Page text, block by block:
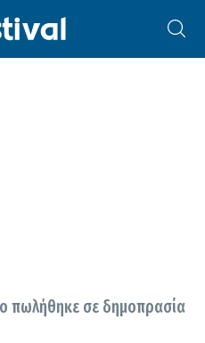
πωλήθηκε σε δημοπρασία